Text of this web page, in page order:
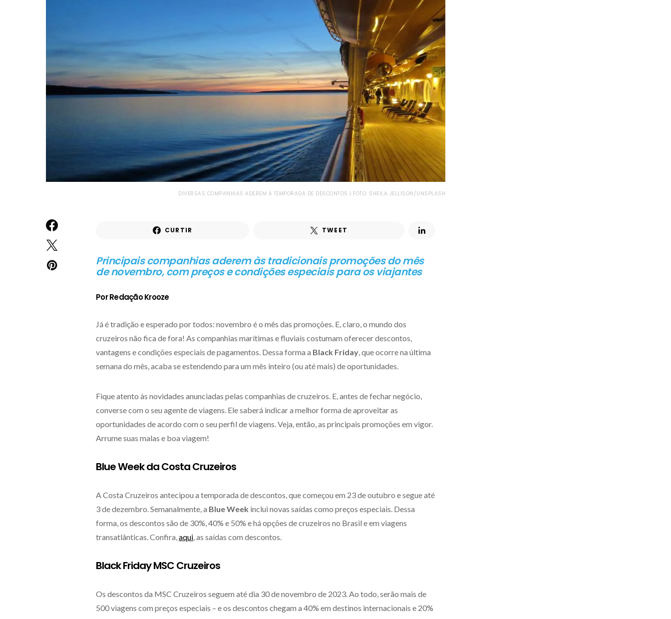
DIVERSAS COMPANHIAS ADEREM À TEMPORADA DE DESCONTOS | FOTO: SHEILA JELLISON/UNSPLASH
CURTIR TWEET
Principais companhias aderem às tradicionais promoções do mês
de novembro, com preços e condições especiais para os viajantes
Por Redação Krooze
Já é tradição e esperado por todos: novembro é o mês das promoções. E, claro, o mundo dos
cruzeiros não fica de fora! As companhias marítimas e fluviais costumam oferecer descontos,
vantagens e condições especiais de pagamentos. Dessa forma a Black Friday, que ocorre na última
semana do mês, acaba se estendendo para um mês inteiro (ou até mais) de oportunidades.
Fique atento às novidades anunciadas pelas companhias de cruzeiros. E, antes de fechar negócio,
converse com o seu agente de viagens. Ele saberá indicar a melhor forma de aproveitar as
oportunidades de acordo com o seu perfil de viagens. Veja, então, as principais promoções em vigor.
Arrume suas malas e boa viagem!
Blue Week da Costa Cruzeiros
A Costa Cruzeiros antecipou a temporada de descontos, que começou em 23 de outubro e segue até
3 de dezembro. Semanalmente, a Blue Week inclui novas saídas como preços especiais. Dessa
forma, os descontos são de 30%, 40% e 50% e há opções de cruzeiros no Brasil e em viagens
transatlânticas. Confira,aqui, as saídas com descontos.
Black Friday MSC Cruzeiros
Os descontos da MSC Cruzeiros seguem até dia 30 de novembro de 2023. Ao todo, serão mais de
500 viagens com preços especiais – e os descontos chegam a 40% em destinos internacionais e 20%